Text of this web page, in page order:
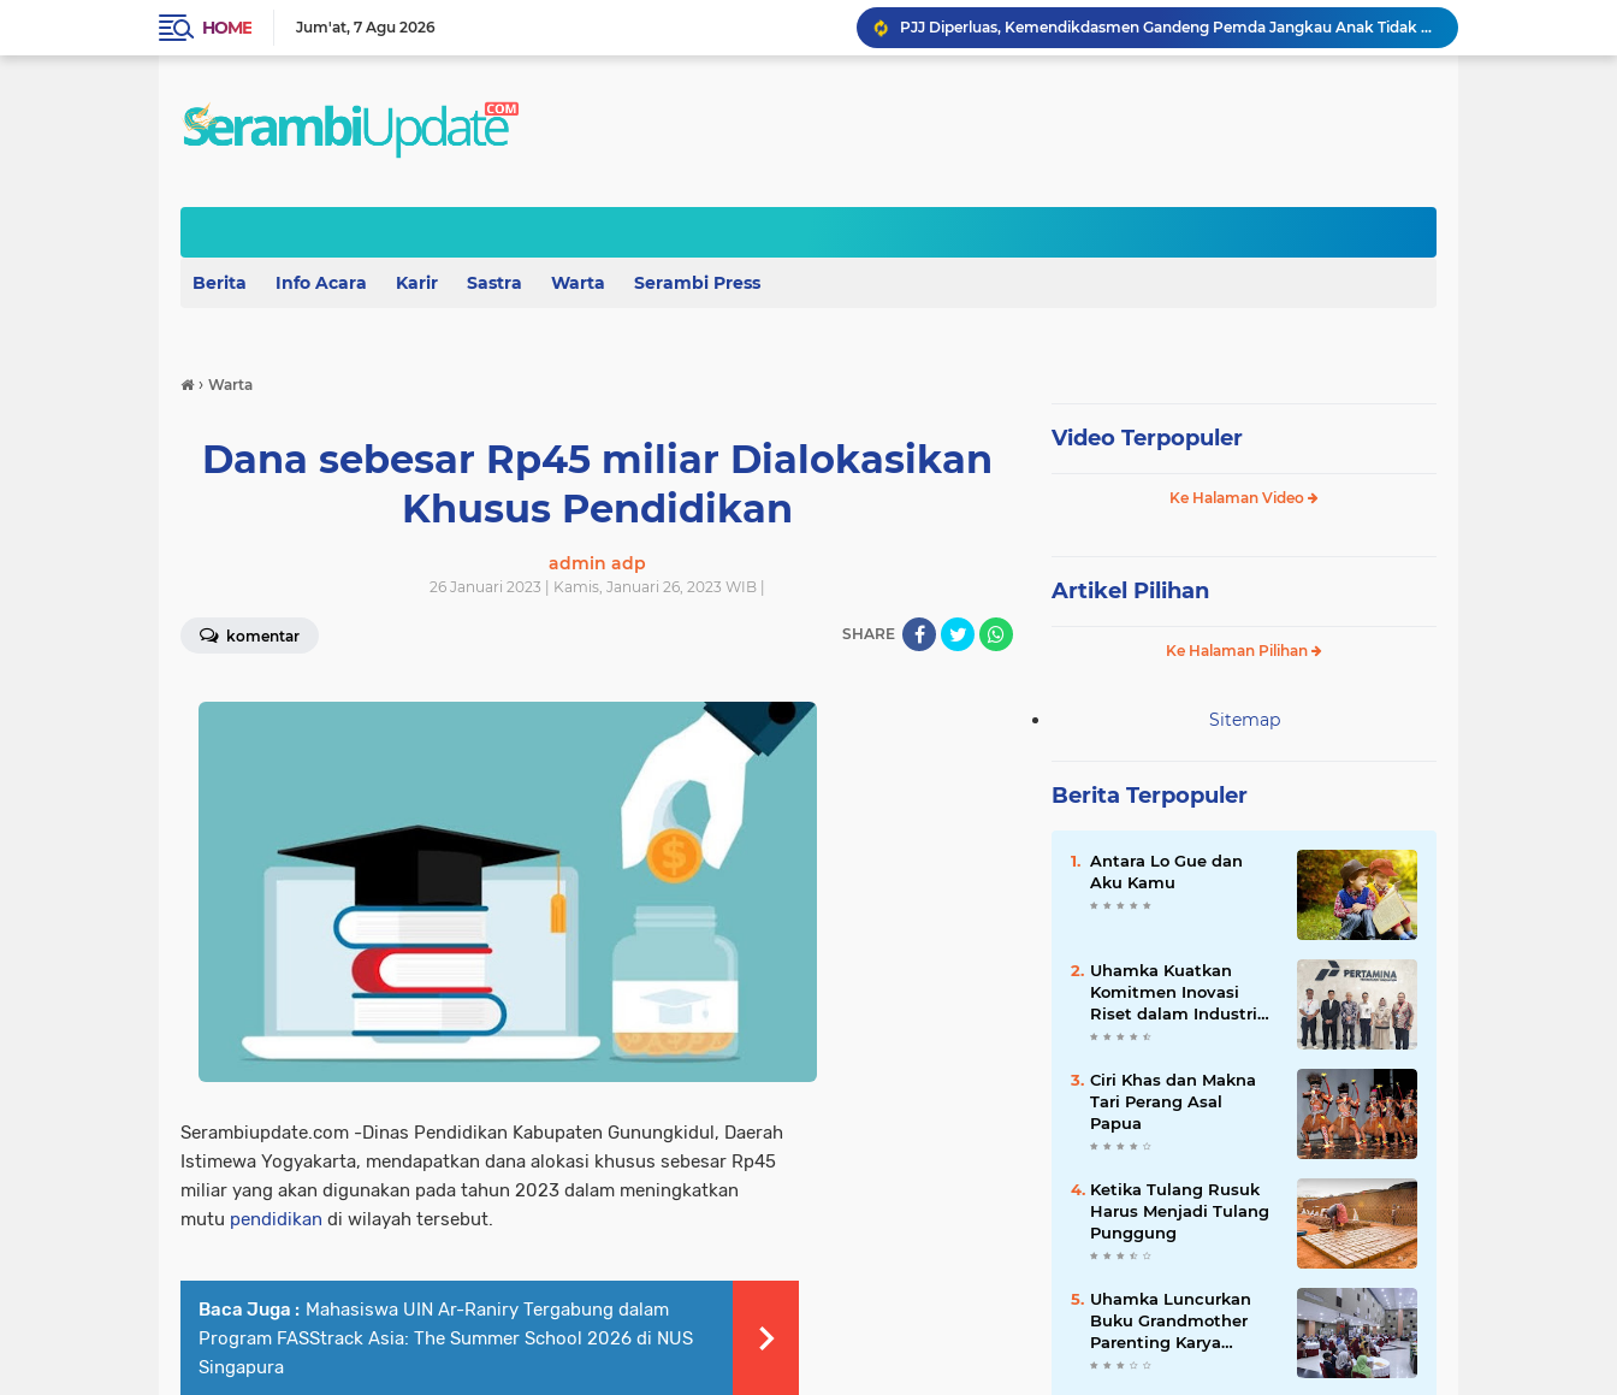
HOME Jum'at 7 Agu 2026
PJJ Diperluas, Kemendikdasmen Gandeng Pemda Jangkau Anak Tidak Sekolah
Puluhan Siswa di Jayapura Diduga Keracunan Makanan Program Makan Bergizi Gratis
Wagub Lampung Tekankan Pentingnya Literasi AI bagi Guru
Berita Info Acara Karir Sastra Warta Serambi Press
› Warta
Dana sebesar Rp45 miliar Dialokasikan
Khusus Pendidikan
admin adp
26 Januari 2023 | Kamis, Januari 26, 2023 WIB |
komentar SHARE
Serambiupdate.com -Dinas Pendidikan Kabupaten Gunungkidul, Daerah
Istimewa Yogyakarta, mendapatkan dana alokasi khusus sebesar Rp45
miliar yang akan digunakan pada tahun 2023 dalam meningkatkan
mutu pendidikan di wilayah tersebut.
Baca Juga : Mahasiswa UIN Ar-Raniry Tergabung dalam
Program FASStrack Asia: The Summer School 2026 di NUS
Singapura
Video Terpopuler
Ke Halaman Video
Artikel Pilihan
Ke Halaman Pilihan
Sitemap
Berita Terpopuler
Antara Lo Gue dan
Aku Kamu
Uhamka Kuatkan
Komitmen Inovasi
Riset dalam Industri
dengan PT. Pertamina
Ciri Khas dan Makna
Tari Perang Asal
Papua
Ketika Tulang Rusuk
Harus Menjadi Tulang
Punggung
Uhamka Luncurkan
Buku Grandmother
Parenting Karya
Chandrawaty